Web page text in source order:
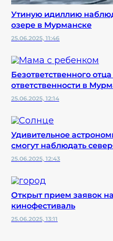
Утиную идиллию
озере в Мурманске
25.06.2025, 11:46
Безответственного
ответственности в
25.06.2025, 12:14
Удивительное
смогут наблюдать
25.06.2025, 12:43
Открыт прием заявок
кинофестиваль
25.06.2025, 13:11